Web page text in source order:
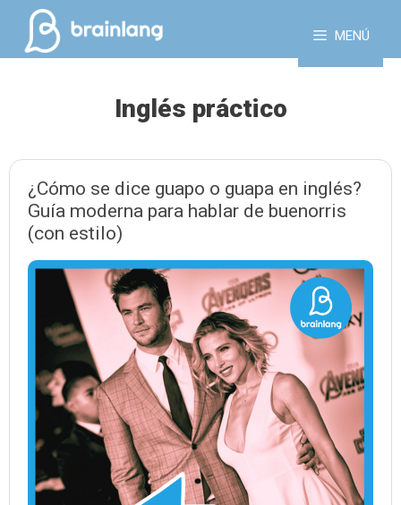
Saltar
contenido
MENÚ
Inglés práctico
¿Cómo se dice guapo o guapa en inglés?
Guía moderna para hablar de buenorris
(con estilo)